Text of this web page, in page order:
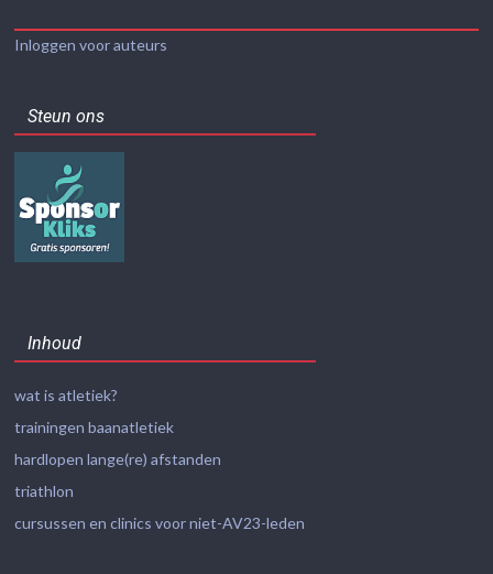
Inloggen voor auteurs
Steun ons
Inhoud
wat is atletiek?
trainingen baanatletiek
hardlopen lange(re) afstanden
triathlon
cursussen en clinics voor niet-AV23-leden